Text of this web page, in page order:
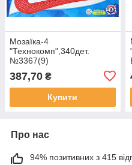
Мозаїка-4
"Технокомп",340дет.
№3367(9)
387,70 ₴
Купити
Про нас
94% позитивних з 415